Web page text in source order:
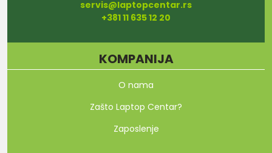
servis@laptopcentar.rs
+381 11 635 12 20
KOMPANIJA
O nama
Zašto Laptop Centar?
Zaposlenje